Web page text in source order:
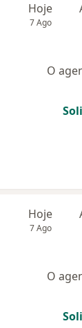
Hoje
7 Ago
O
Hoje
7 Ago
O